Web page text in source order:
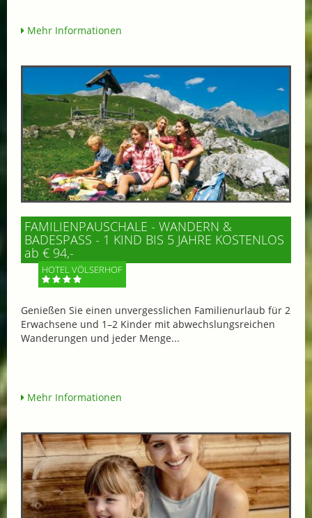
Mehr Informationen
FAMILIENPAUSCHALE - WANDERN &
BADESPASS - 1 KIND BIS 5 JAHRE KOSTENLOS
ab € 94,-
HOTEL VÖLSERHOF
Genießen Sie einen unvergesslichen Familienurlaub für 2
Erwachsene und 1–2 Kinder mit abwechslungsreichen
Wanderungen und jeder Menge...
Mehr Informationen